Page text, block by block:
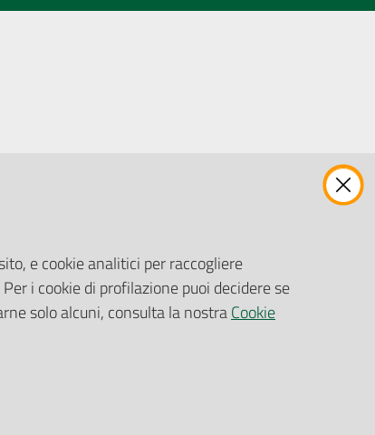
Gare e Appalti
Richiesta Patrocinio
e cookie analitici per raccogliere
i cookie di profilazione puoi decidere se
solo alcuni, consulta la nostraCookie